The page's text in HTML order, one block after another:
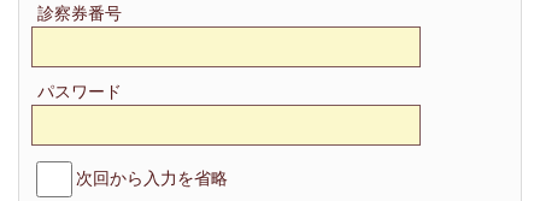
診察券番号
パスワード
次回から入力を省略